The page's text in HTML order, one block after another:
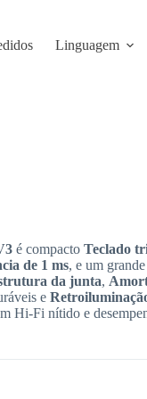
Linguagem
é compacto Teclado
de 1 ms, e um grande
da junta,
e
Hi-Fi nítido e